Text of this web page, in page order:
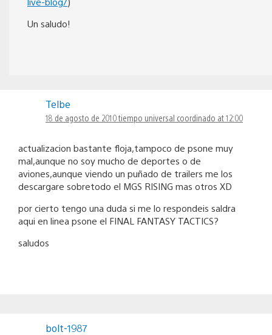
Un saludo!
Telbe
18 de agosto de 2010 tiempo universal coordinado at 12:00
actualizacion bastante floja,tampoco de psone muy
mal,aunque no soy mucho de deportes o de
aviones,aunque viendo un puñado de trailers me los
descargare sobretodo el MGS RISING mas otros XD
por cierto tengo una duda si me lo respondeis saldra
aqui en linea psone el FINAL FANTASY TACTICS?
saludos
bolt-1987